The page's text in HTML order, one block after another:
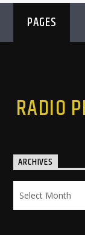
PAGES
RADIO
ARCHIVES